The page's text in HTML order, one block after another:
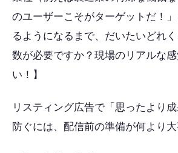
のユーザーこそがターゲットだ！
るようになるまで、だいたいどれ
数が必要ですか？現場のリアルな
い！】
リスティング広告で「思ったより
防ぐには、配信前の準備が何より大